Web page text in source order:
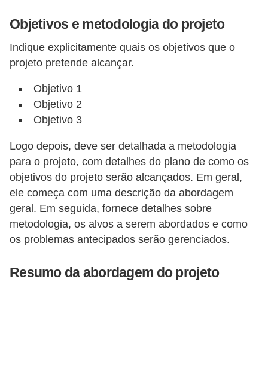
Objetivos e metodologia do projeto
Indique explicitamente quais os objetivos que o
projeto pretende alcançar.
Objetivo 1
Objetivo 2
Objetivo 3
Logo depois, deve ser detalhada a metodologia
para o projeto, com detalhes do plano de como os
objetivos do projeto serão alcançados. Em geral,
ele começa com uma descrição da abordagem
geral. Em seguida, fornece detalhes sobre
metodologia, os alvos a serem abordados e como
os problemas antecipados serão gerenciados.
Resumo da abordagem do projeto
o
P
o
r
i
a
1
5
1
0
M